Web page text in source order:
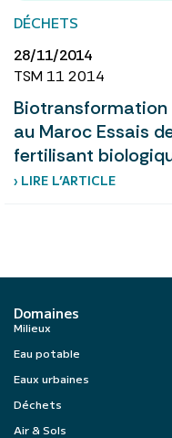
DÉCHETS
28/11/2014
TSM 11 2014
Biotransformation
au Maroc Essais
fertilisant
› LIRE L’ARTICLE
Domaines
Milieux
Eau potable
Eaux urbaines
Déchets
Air & Sols